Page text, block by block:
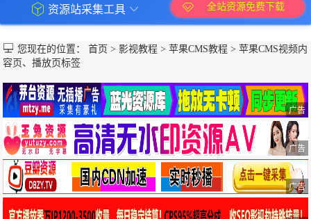
资源站采集工具 全站资源免费下载
您现在的位置：首页 > 影视教程 >苹果CMS教程 >苹果CMS视频内
容页、播放页标签
广告
广告
广告